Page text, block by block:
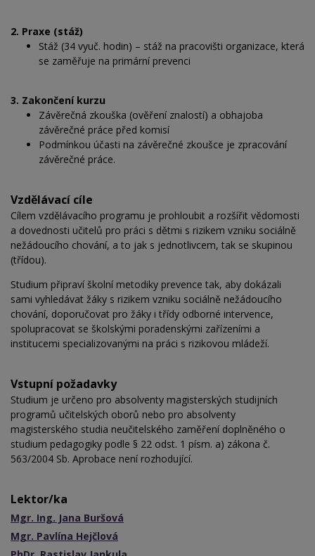
2. Praxe (stáž)
Stáž (34 vyuč. hodin) – stáž na pracovišti organizace, která
se zaměřuje na primární prevenci
3. Zakončení kurzu
Závěrečná zkouška (ověření znalostí) a obhajoba
závěrečné práce před komisí
Podmínkou účasti na závěrečné zkoušce je zpracování
závěrečné práce.
Vzdělávací cíle
Cílem vzdělávacího programu je prohloubit a rozšířit vědomosti
a dovednosti učitelů pro práci s dětmi s rizikem vzniku sociálně
nežádoucího chování, a to jak s jednotlivcem, tak se skupinou
(třídou).
Studium připraví školní metodiky prevence tak, aby dokázali
sami vyhledávat žáky s rizikem vzniku sociálně nežádoucího
chování, doporučovat pro žáky i třídy odborné intervence,
spolupracovat se školskými poradenskými zařízeními a
institucemi specializovanými na práci s rizikovou mládeží.
Vstupní požadavky
Studium je určeno pro absolventy magisterských studijních
programů učitelských oborů nebo pro absolventy
magisterského studia neučitelského zaměření doplněného o
studium pedagogiky podle § 22 odst. 1 písm. a) zákona č.
563/2004 Sb. Aprobace není rozhodující.
Lektor/ka
Mgr. Ing. Jana Buršová
Mgr. Pavlína Hejčlová